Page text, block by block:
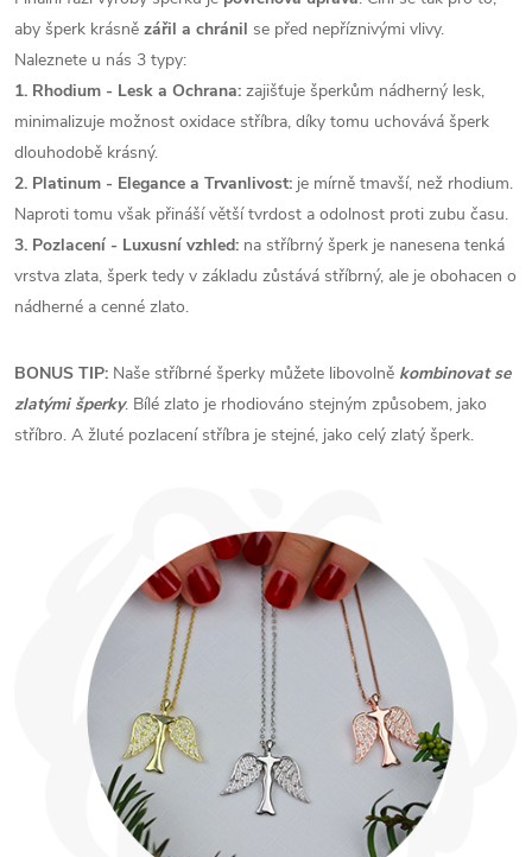
aby šperk krásně zářil a chránil se před nepříznivými vlivy.
Naleznete u nás 3 typy:
1. Rhodium - Lesk a Ochrana: zajišťuje šperkům nádherný lesk,
minimalizuje možnost oxidace stříbra, díky tomu uchovává šperk
dlouhodobě krásný.
2. Platinum - Elegance a Trvanlivost: je mírně tmavší, než rhodium.
Naproti tomu však přináší větší tvrdost a odolnost proti zubu času.
3. Pozlacení - Luxusní vzhled: na stříbrný šperk je nanesena tenká
vrstva zlata, šperk tedy v základu zůstává stříbrný, ale je obohacen o
nádherné a cenné zlato.
BONUS TIP: Naše stříbrné šperky můžete libovolně kombinovat se
zlatými šperky. Bílé zlato je rhodiováno stejným způsobem, jako
stříbro. A žluté pozlacení stříbra je stejné, jako celý zlatý šperk.